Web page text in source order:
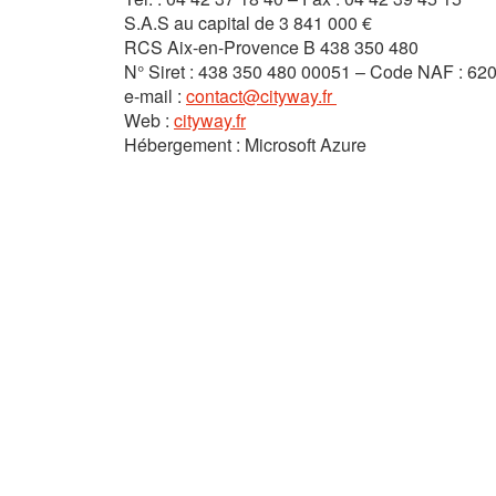
S.A.S au capital de 3 841 000 €
RCS Aix-en-Provence B 438 350 480
N° Siret : 438 350 480 00051 – Code NAF :
e-mail : contact@cityway.fr
Web : cityway.fr
Hébergement : Microsoft Azure